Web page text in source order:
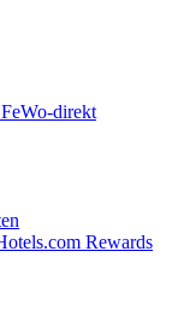
direkt
Rewards